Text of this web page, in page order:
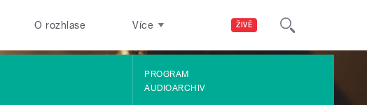
ŽIVĚ
O rozhlase Více
PROGRAM
AUDIOARCHIV